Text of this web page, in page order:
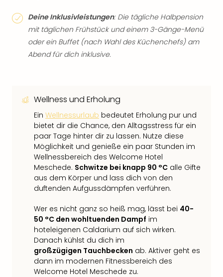
Deine Inklusivleistungen: Die tägliche Halbpension
mit täglichen Frühstück und einem 3-Gänge-Menü
oder ein Buffet (nach Wahl des Küchenchefs) am
Abend für dich inklusive.
Wellness und Erholung
Ein Wellnessurlaub bedeutet Erholung pur und
bietet dir die Chance, den Alltagsstress für ein
paar Tage hinter dir zu lassen. Nutze diese
Möglichkeit und genieße ein paar Stunden im
Wellnessbereich des Welcome Hotel
Meschede. Schwitze bei knapp 90 °C alle Gifte
aus dem Körper und lass dich von den
duftenden Aufgussdämpfen verführen.
Wer es nicht ganz so heiß mag, lässt bei 40-
50 °C den wohltuenden Dampf im
hoteleigenen Caldarium auf sich wirken.
Danach kühlst du dich im
großzügigen Tauchbecken ab. Aktiver geht es
dann im modernen Fitnessbereich des
Welcome Hotel Meschede zu.